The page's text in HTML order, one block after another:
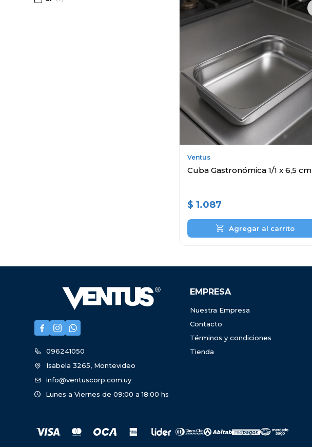
Ventus
Cuba Gastronómica 1/1 x 6,5 cm
$ 1.087
  
096241050
Isabela 3265, Montevideo
info@ventuscorp.com.uy
Lunes a Viernes de 09:00 a 18:00 hs
EMPRESA
Nuestra Empresa
Contacto
Términos y condiciones
Tienda